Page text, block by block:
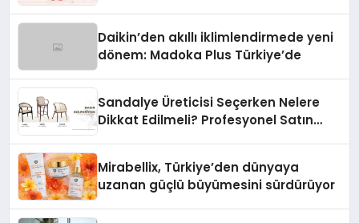
Daikin’den akıllı iklimlendirmede yeni
dönem: Madoka Plus Türkiye’de
Sandalye Üreticisi Seçerken Nelere
Dikkat Edilmeli? Profesyonel Satın
Mirabellix, Türkiye’den dünyaya
uzanan güçlü büyümesini sürdürüyor